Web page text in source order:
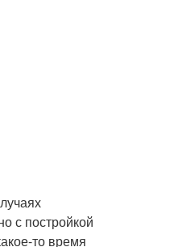
с постройкой
то время